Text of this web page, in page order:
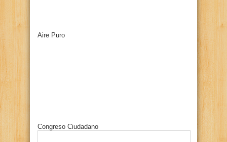
Aire Puro
Congreso Ciudadano